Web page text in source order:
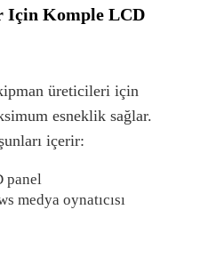
Için Komple LCD
üreticileri için
esneklik sağlar.
içerir:
panel
medya oynatıcısı